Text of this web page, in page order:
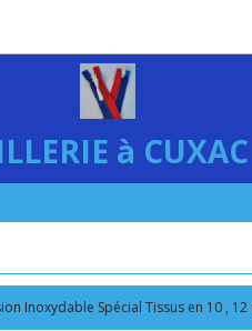
à
Inoxydable Spécial Tissus en 10 ,